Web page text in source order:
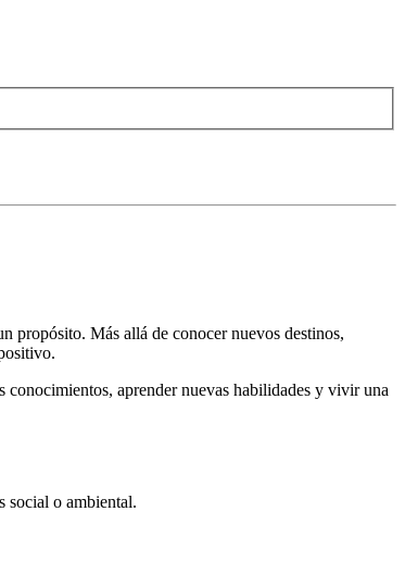
propósito. Más allá de conocer nuevos destinos,
conocimientos, aprender nuevas habilidades y vivir una
social o ambiental.